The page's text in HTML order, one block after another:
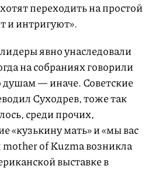
переходить на простой
и интригуют».
явно унаследовали
на собраниях говорили
душам — иначе. Советские
Суходрев, тоже так
среди прочих,
«кузькину мать» и «мы вас
of Kuzma возникла
выставке в